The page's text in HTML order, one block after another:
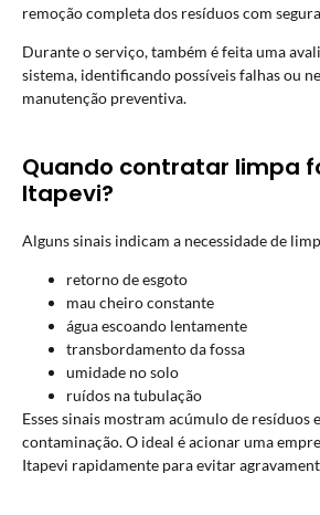
remoção completa dos resíduos com
Durante o serviço, também é feita uma
sistema, identificando possíveis falhas ou
manutenção preventiva.
Quando contratar limpa
Itapevi?
Alguns sinais indicam a necessidade de
retorno de esgoto
mau cheiro constante
água escoando lentamente
transbordamento da fossa
umidade no solo
ruídos na tubulação
Esses sinais mostram acúmulo de resíduos
contaminação. O ideal é acionar uma
Itapevi rapidamente para evitar